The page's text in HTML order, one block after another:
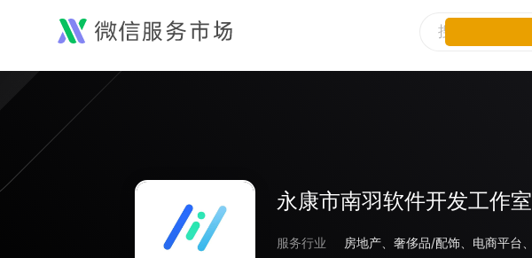
永康市南羽软件开发工作室
服务行业